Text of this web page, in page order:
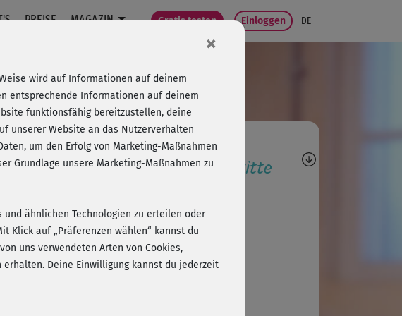
PREISE MAGAZIN Gratis testen Einloggen DE
Goodie Fragen, Antworten,
Bewertungen, Fortschritte
Leider super langweilig
L
Lilli-Fee
×
wird auf Informationen auf deinem
entsprechende Informationen auf deinem
funktionsfähig bereitzustellen, deine
unserer Website an das Nutzerverhalten
um den Erfolg von Marketing-Maßnahmen
Grundlage unsere Marketing-Maßnahmen zu
und ähnlichen Technologien zu erteilen oder
Klick auf „Präferenzen wählen“ kannst du
uns verwendeten Arten von Cookies,
Deine Einwilligung kannst du jederzeit